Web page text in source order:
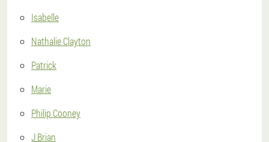
Isabelle
Nathalie Clayton
Patrick
Marie
Philip Cooney
J Brian